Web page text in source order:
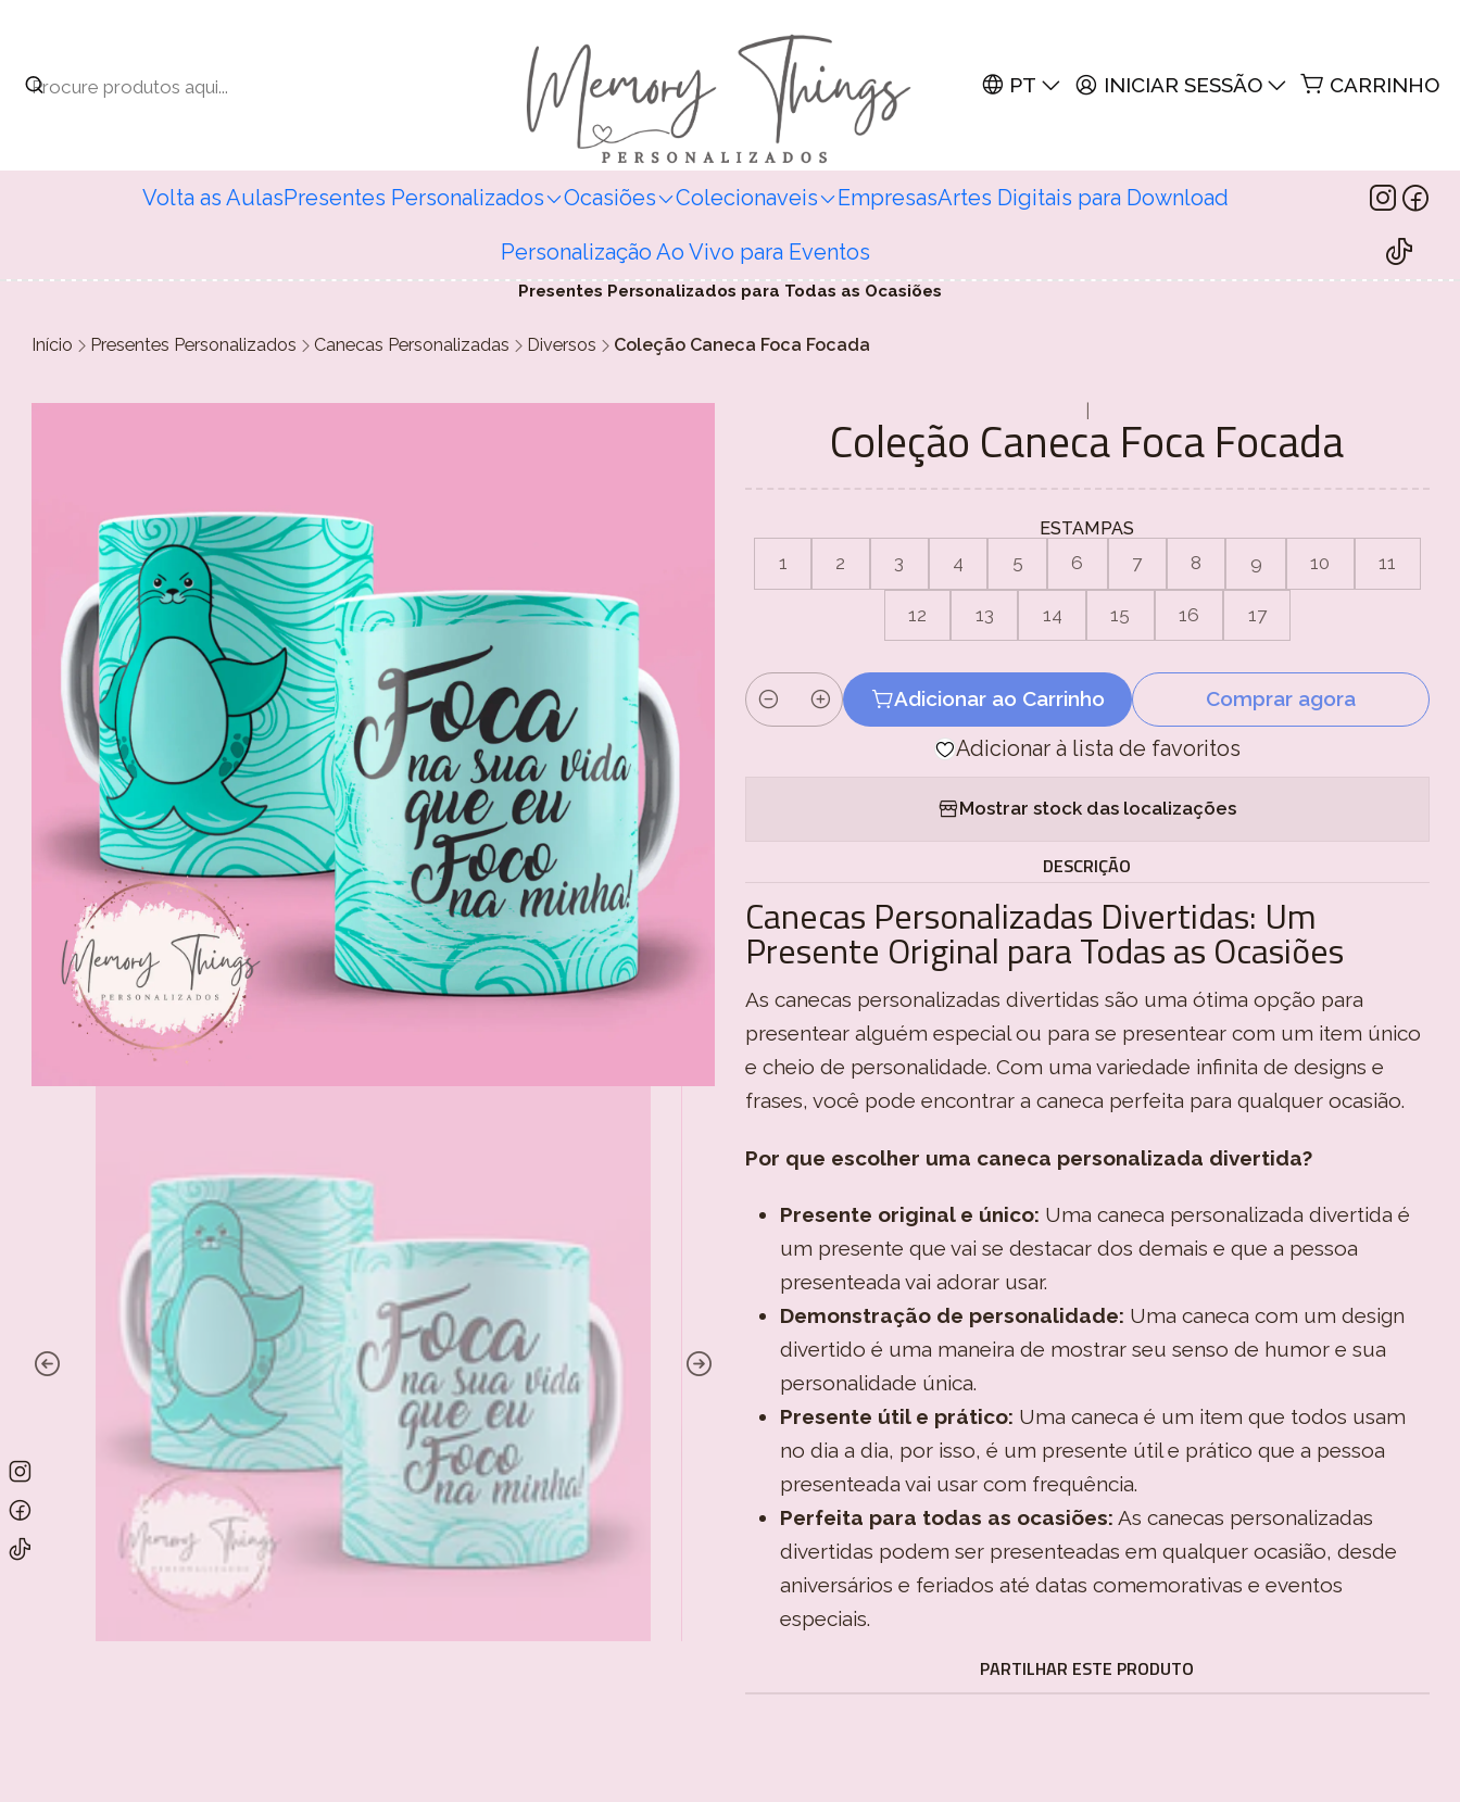
PT INICIAR SESSÃO CARRINHO
Volta as AulasPresentes Personalizados Ocasiões Colecionaveis EmpresasArtes Digitais para Download
Personalização Ao Vivo para Eventos
Presentes Personalizados para Todas as Ocasiões
Início Presentes Personalizados Canecas Personalizadas Diversos Coleção Caneca Foca Focada
Coleção Caneca Foca Focada
ESTAMPAS
1 2 3 4 5 6 7 8 9 10 11
12 13 14 15 16 17
Quantidade
Adicionar ao Carrinho Comprar agora
Adicionar à lista de favoritos
Mostrar stock das localizações
DESCRIÇÃO
Canecas Personalizadas Divertidas: Um
Presente Original para Todas as Ocasiões
As canecas personalizadas divertidas são uma ótima opção para
presentear alguém especial ou para se presentear com um item único
e cheio de personalidade. Com uma variedade infinita de designs e
frases, você pode encontrar a caneca perfeita para qualquer ocasião.
Por que escolher uma caneca personalizada divertida?
Presente original e único: Uma caneca personalizada divertida é
um presente que vai se destacar dos demais e que a pessoa
presenteada vai adorar usar.
Demonstração de personalidade: Uma caneca com um design
divertido é uma maneira de mostrar seu senso de humor e sua
personalidade única.
Presente útil e prático: Uma caneca é um item que todos usam
no dia a dia, por isso, é um presente útil e prático que a pessoa
presenteada vai usar com frequência.
Perfeita para todas as ocasiões: As canecas personalizadas
divertidas podem ser presenteadas em qualquer ocasião, desde
aniversários e feriados até datas comemorativas e eventos
especiais.
PARTILHAR ESTE PRODUTO